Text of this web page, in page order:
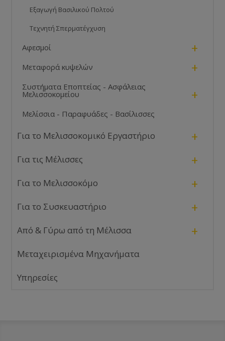
Εξαγωγή Βασιλικού Πολτού
Τεχνητή Σπερματέγχυση
Αφεσμοί +
Μεταφορά κυψελών +
Συστήματα Εποπτείας - Ασφάλειας
Μελισσοκομείου +
Μελίσσια - Παραφυάδες - Βασίλισσες
Για το Μελισσοκομικό Εργαστήριο +
Για τις Μέλισσες +
Για το Μελισσοκόμο +
Για το Συσκευαστήριο +
Από & Γύρω από τη Μέλισσα +
Μεταχειρισμένα Μηχανήματα
Υπηρεσίες